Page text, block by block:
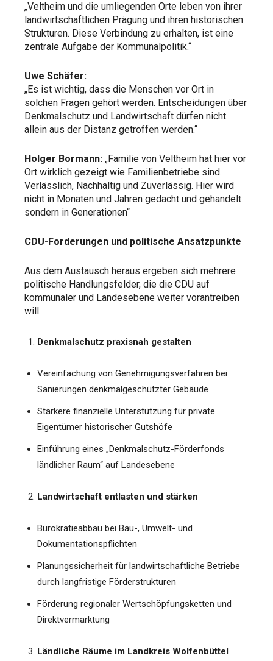
„Veltheim und die umliegenden Orte leben von ihrer
landwirtschaftlichen Prägung und ihren historischen
Strukturen. Diese Verbindung zu erhalten, ist eine
zentrale Aufgabe der Kommunalpolitik.“
Uwe Schäfer:
„Es ist wichtig, dass die Menschen vor Ort in
solchen Fragen gehört werden. Entscheidungen über
Denkmalschutz und Landwirtschaft dürfen nicht
allein aus der Distanz getroffen werden.“
Holger Bormann: „Familie von Veltheim hat hier vor
Ort wirklich gezeigt wie Familienbetriebe sind.
Verlässlich, Nachhaltig und Zuverlässig. Hier wird
nicht in Monaten und Jahren gedacht und gehandelt
sondern in Generationen“
CDU-Forderungen und politische Ansatzpunkte
Aus dem Austausch heraus ergeben sich mehrere
politische Handlungsfelder, die die CDU auf
kommunaler und Landesebene weiter vorantreiben
will:
Denkmalschutz praxisnah gestalten
Vereinfachung von Genehmigungsverfahren bei
Sanierungen denkmalgeschützter Gebäude
Stärkere finanzielle Unterstützung für private
Eigentümer historischer Gutshöfe
Einführung eines „Denkmalschutz-Förderfonds
ländlicher Raum“ auf Landesebene
Landwirtschaft entlasten und stärken
Bürokratieabbau bei Bau-, Umwelt- und
Dokumentationspflichten
Planungssicherheit für landwirtschaftliche Betriebe
durch langfristige Förderstrukturen
Förderung regionaler Wertschöpfungsketten und
Direktvermarktung
Ländliche Räume im Landkreis Wolfenbüttel